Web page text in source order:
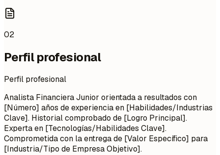
02
Perfil profesional
Perfil profesional
Analista Financiera Junior orientada a resultados con
[Número] años de experiencia en [Habilidades/Industrias
Clave]. Historial comprobado de [Logro Principal].
Experta en [Tecnologías/Habilidades Clave].
Comprometida con la entrega de [Valor Específico] para
[Industria/Tipo de Empresa Objetivo].